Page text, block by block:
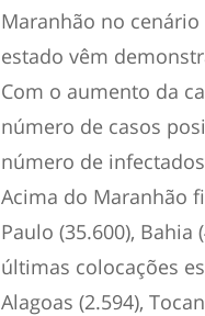
Maranhão no
estado vêm
Com o aumento da
número de casos
número de
Acima do Maranhão
Paulo (35.600), Bahia
últimas colocações
Alagoas (2.594),